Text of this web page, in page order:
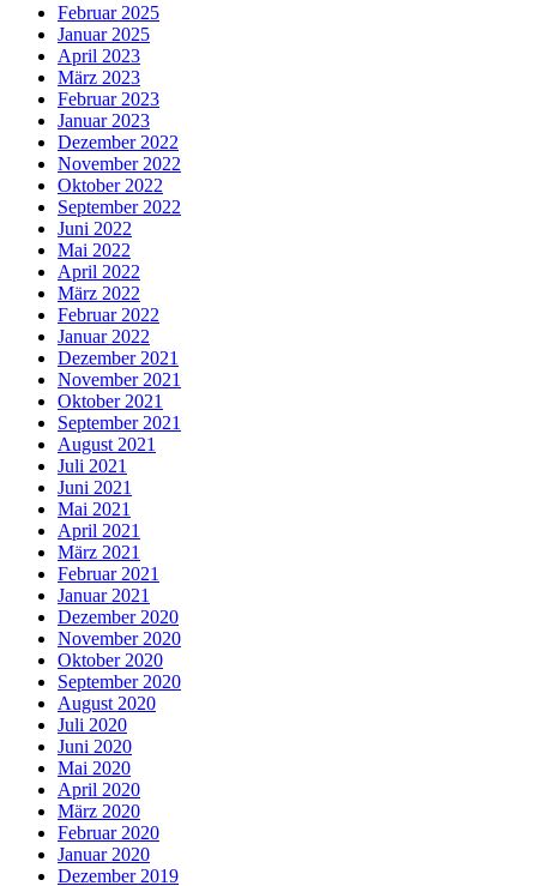
Februar 2025
Januar 2025
April 2023
März 2023
Februar 2023
Januar 2023
Dezember 2022
November 2022
Oktober 2022
September 2022
Juni 2022
Mai 2022
April 2022
März 2022
Februar 2022
Januar 2022
Dezember 2021
November 2021
Oktober 2021
September 2021
August 2021
Juli 2021
Juni 2021
Mai 2021
April 2021
März 2021
Februar 2021
Januar 2021
Dezember 2020
November 2020
Oktober 2020
September 2020
August 2020
Juli 2020
Juni 2020
Mai 2020
April 2020
März 2020
Februar 2020
Januar 2020
Dezember 2019